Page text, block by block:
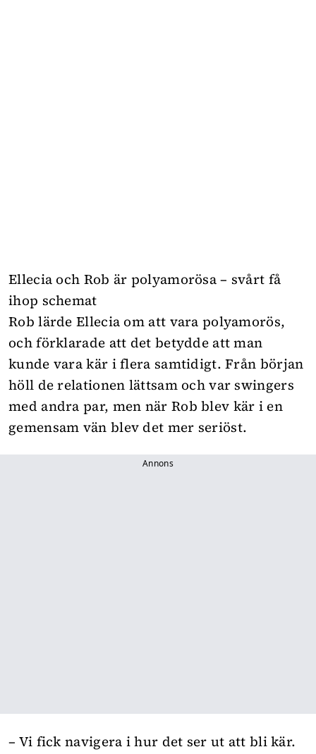
Ellecia och Rob är polyamorösa – svårt få
ihop schemat
Rob lärde Ellecia om att vara polyamorös,
och förklarade att det betydde att man
kunde vara kär i flera samtidigt. Från början
höll de relationen lättsam och var swingers
med andra par, men när Rob blev kär i en
gemensam vän blev det mer seriöst.
Annons
– Vi fick navigera i hur det ser ut att bli kär.